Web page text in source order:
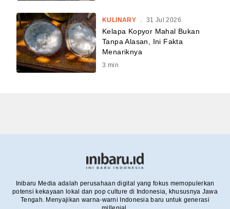
KULINARY . 31 Jul 2026
Kelapa Kopyor Mahal Bukan
Tanpa Alasan, Ini Fakta
Menariknya
3 min
Inibaru Media adalah perusahaan digital yang fokus memopulerkan
potensi kekayaan lokal dan pop culture di Indonesia, khususnya Jawa
Tengah. Menyajikan warna-warni Indonesia baru untuk generasi